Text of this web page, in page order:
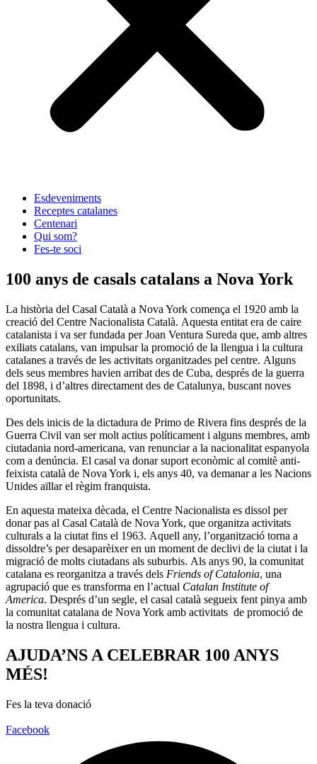
Esdeveniments
Receptes catalanes
Centenari
Qui som?
Fes-te soci
100 anys de casals catalans a Nova York
La història del Casal Català a Nova York comença el 1920 amb la
creació del Centre Nacionalista Català. Aquesta entitat era de caire
catalanista i va ser fundada per Joan Ventura Sureda que, amb altres
exiliats catalans, van impulsar la promoció de la llengua i la cultura
catalanes a través de les activitats organitzades pel centre. Alguns
dels seus membres havien arribat des de Cuba, després de la guerra
del 1898, i d’altres directament des de Catalunya, buscant noves
oportunitats.
Des dels inicis de la dictadura de Primo de Rivera fins després de la
Guerra Civil van ser molt actius políticament i alguns membres, amb
ciutadania nord-americana, van renunciar a la nacionalitat espanyola
com a denúncia. El casal va donar suport econòmic al comitè anti-
feixista català de Nova York i, els anys 40, va demanar a les Nacions
Unides aïllar el règim franquista.
En aquesta mateixa dècada, el Centre Nacionalista es dissol per
donar pas al Casal Català de Nova York, que organitza activitats
culturals a la ciutat fins el 1963. Aquell any, l’organització torna a
dissoldre’s per desaparèixer en un moment de declivi de la ciutat i la
migració de molts ciutadans als suburbis. Als anys 90, la comunitat
catalana es reorganitza a través dels Friends of Catalonia, una
agrupació que es transforma en l’actual Catalan Institute of
America. Després d’un segle, el casal català segueix fent pinya amb
la comunitat catalana de Nova York amb activitats de promoció de
la nostra llengua i cultura.
AJUDA’NS A CELEBRAR 100 ANYS
MÉS!
Fes la teva donació
Facebook